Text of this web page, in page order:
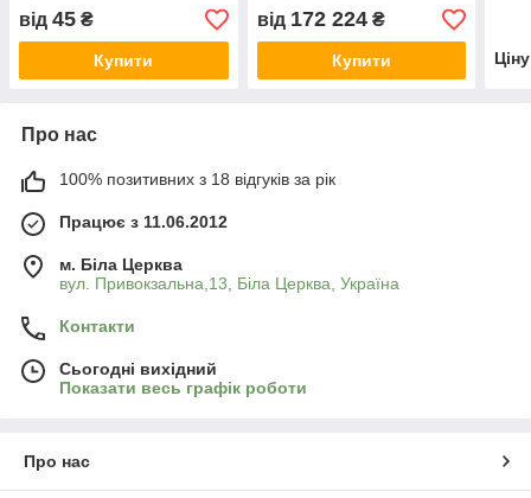
від 45 ₴
Купити
від 172 224₴
Купити
Про нас
100% позитивних з 18 відгуків за рік
Працює з 11.06.2012
м. Біла Церква
вул. Привокзальна,13, Біла Церква, Україна
Контакти
Сьогодні вихідний
Показати весь графік роботи
Про нас